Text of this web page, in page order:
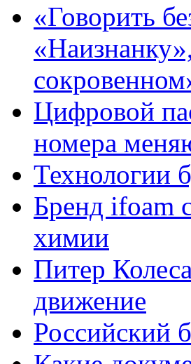
«Говорить
Цифровой
номера
Технологии
Бренд ifoam
химии
Питер
движение
Российский